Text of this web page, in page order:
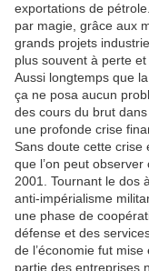
exportations de
par magie, grâce aux
grands projets
plus souvent à perte
Aussi longtemps que
ça ne posa aucun
des cours du brut
une profonde crise
Sans doute cette crise
que l’on peut
2001. Tournant le dos
anti-impérialisme
une phase de
défense et des
de l’économie fut
partie des entreprises